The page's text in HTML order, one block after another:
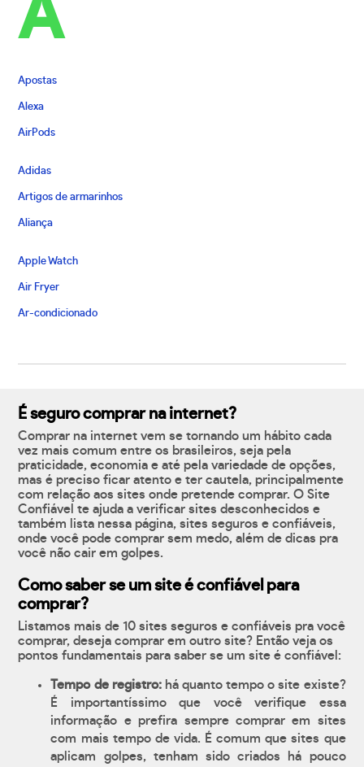
A
Apostas
Alexa
AirPods
Adidas
Artigos de armarinhos
Aliança
Apple Watch
Air Fryer
Ar-condicionado
É seguro comprar na internet?
Comprar na internet vem se tornando um hábito cada
vez mais comum entre os brasileiros, seja pela
praticidade, economia e até pela variedade de opções,
mas é preciso ficar atento e ter cautela, principalmente
com relação aos sites onde pretende comprar. O Site
Confiável te ajuda a verificar sites desconhecidos e
também lista nessa página, sites seguros e confiáveis,
onde você pode comprar sem medo, além de dicas pra
você não cair em golpes.
Como saber se um site é confiável para
comprar?
Listamos mais de 10 sites seguros e confiáveis pra você
comprar, deseja comprar em outro site? Então veja os
pontos fundamentais para saber se um site é confiável:
Tempo de registro:há quanto tempo o site existe?
É importantíssimo que você verifique essa
informação e prefira sempre comprar em sites
com mais tempo de vida. É comum que sites que
aplicam golpes, tenham sido criados há pouco